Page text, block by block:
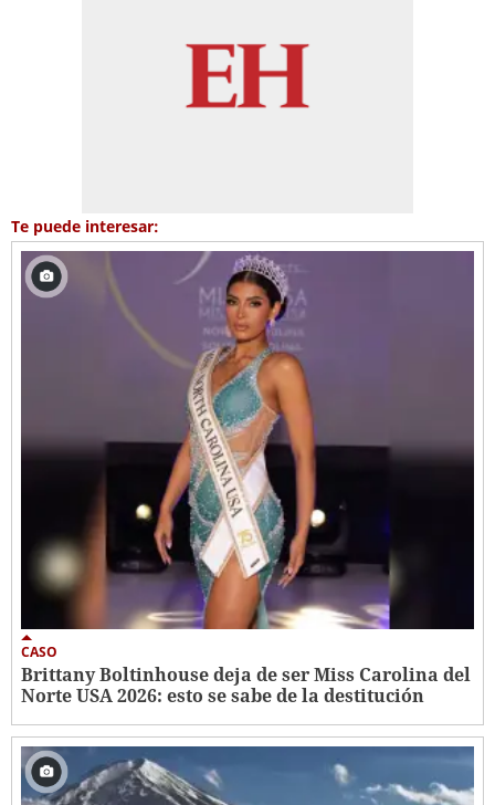
Te puede interesar:
CASO
Brittany Boltinhouse deja de ser Miss Carolina del
Norte USA 2026: esto se sabe de la destitución